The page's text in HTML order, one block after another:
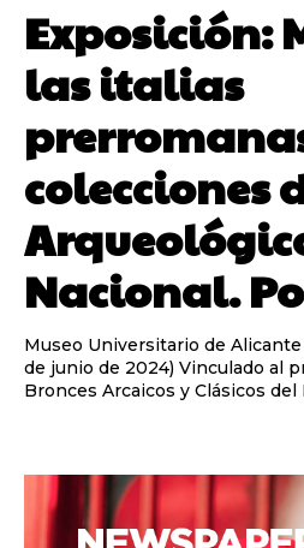
Exposición:
las italias
colecciones
Nacional.
Museo Universitario de Alicante
de junio de 2024) Vinculado al proyecto de investigación
Bronces Arcaicos y Clásicos del